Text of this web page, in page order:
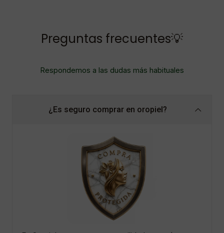
Preguntas frecuentes💡
Respondemos a las dudas más habituales
¿Es seguro comprar en oropiel?